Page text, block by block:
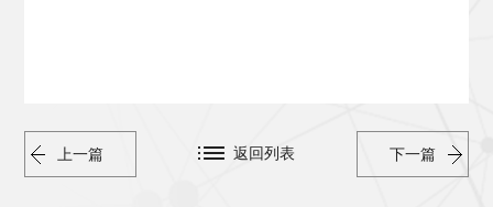
上一篇 下一篇
返回列表